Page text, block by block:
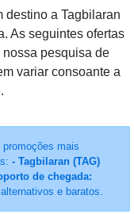
destino a Tagbilaran
As seguintes ofertas
nossa pesquisa de
variar consoante a
mais
- Tagbilaran (TAG)
de chegada:
e baratos.